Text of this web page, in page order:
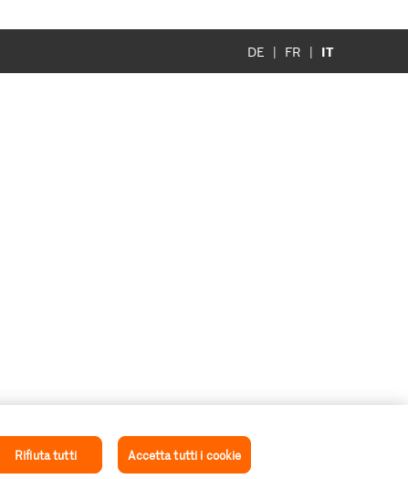
DE FR IT
Rifiuta tutti Accetta tutti i cookie